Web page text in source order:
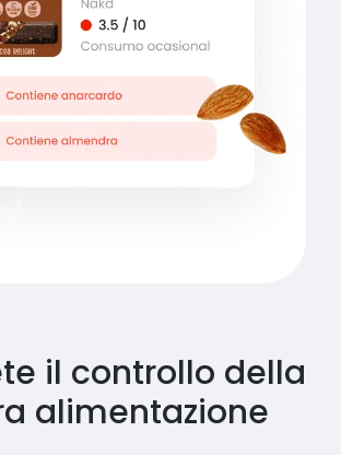
il controllo della
alimentazione